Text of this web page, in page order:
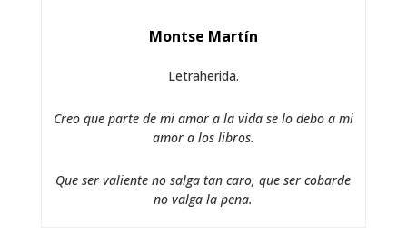
Montse Martín
Letraherida.
Creo que parte de mi amor a la vida se lo debo a mi
amor a los libros.
Que ser valiente no salga tan caro, que ser cobarde
no valga la pena.